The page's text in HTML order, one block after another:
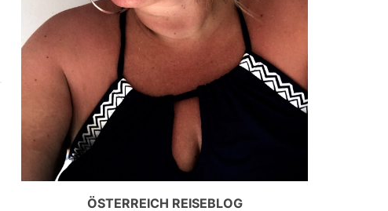
ÖSTERREICH REISEBLOG